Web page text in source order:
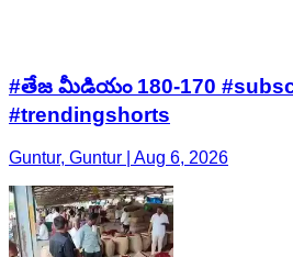
#తేజ మీడియం 180-170
#trendingshorts
Guntur, Guntur | Aug 6, 2026